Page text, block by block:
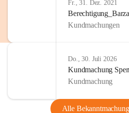
Fr., 31. Dez. 2021
Kundmachungen
Do., 30. Juli 2026
Kundmachung
Kundmachung
Alle